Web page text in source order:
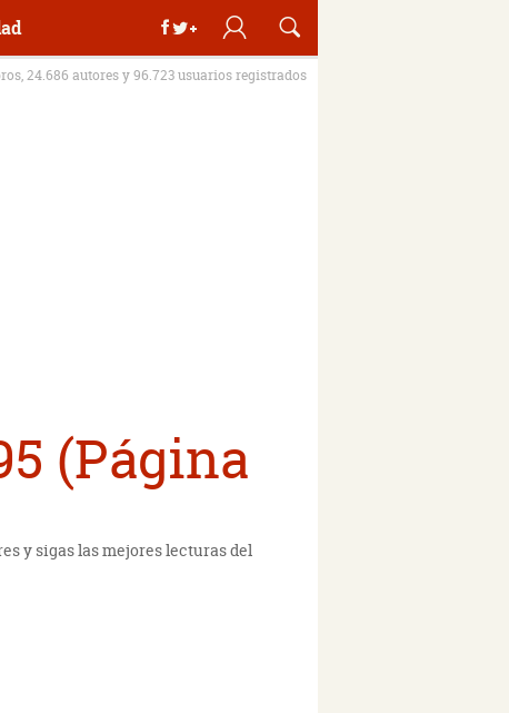
24.686 autores y 96.723 usuarios registrados
(Página
y sigas las mejores lecturas del